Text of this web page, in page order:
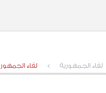
لقاء الجمهورية > لقاء